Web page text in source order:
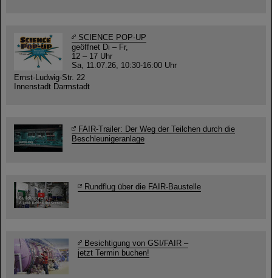
SCIENCE POP-UP
geöffnet Di – Fr,
12 – 17 Uhr
Sa, 11.07.26, 10:30-16:00 Uhr
Ernst-Ludwig-Str. 22
Innenstadt Darmstadt
FAIR-Trailer: Der Weg der Teilchen durch die
Beschleunigeranlage
Rundflug über die FAIR-Baustelle
Besichtigung von GSI/FAIR –
jetzt Termin buchen!